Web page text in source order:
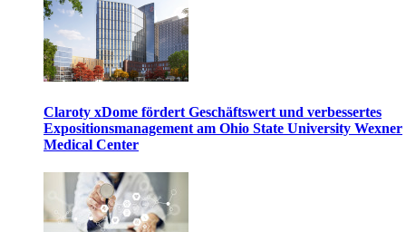
Claroty xDome fördert Geschäftswert und verbessertes
Expositionsmanagement am Ohio State University Wexner
Medical Center